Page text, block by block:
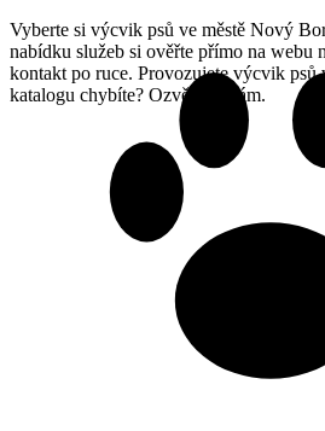
Vyberte si výcvik psů ve městě Nový
nabídku služeb si ověřte přímo na webu
kontakt po ruce. Provozujete výcvik psů
katalogu chybíte? Ozvěte se nám.